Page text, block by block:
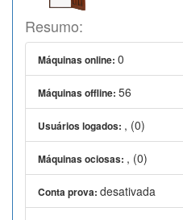
Resumo:
Máquinas online: 0
Máquinas offline: 56
Usuários logados: , (0)
Máquinas ociosas: , (0)
Conta prova: desativada